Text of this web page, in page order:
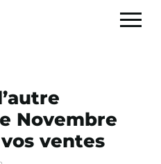
Novembre
ventes